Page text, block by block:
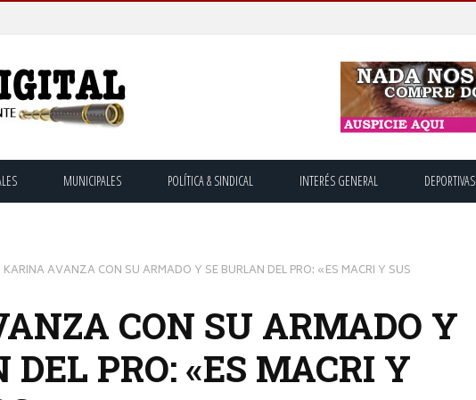
MUNICIPALES POLÍTICA & SINDICAL INTERÉS GENERAL DEPORTIVAS
KARINA AVANZA CON SU ARMADO Y SE BURLAN DEL PRO: «ES MACRI Y SUS
CON SU ARMADO Y
DEL PRO: «ES MACRI Y